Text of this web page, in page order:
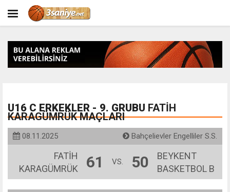
U16 C ERKEKLER - 9. GRUBU FATİH
KARAGÜMRÜK MAÇLARI
08.11.2025 Bahçelievler Engelliler S.S.
FATİH
KARAGÜMRÜK
61 VS. 50
BEYKENT
BASKETBOL B